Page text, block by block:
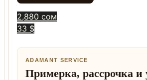
2,880 сом
33 $
ADAMANT SERVICE
Примерка, рассрочка и